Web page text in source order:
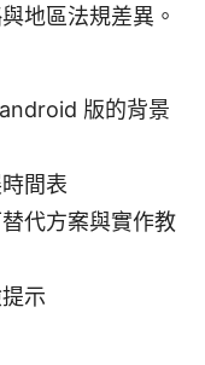
地區法規差異。
版的背景
間表
代方案與實作教
示